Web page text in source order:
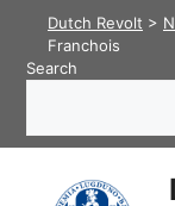
content
Dutch Revolt >
Franchois
Search